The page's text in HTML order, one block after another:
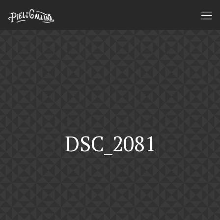
DSC_2081